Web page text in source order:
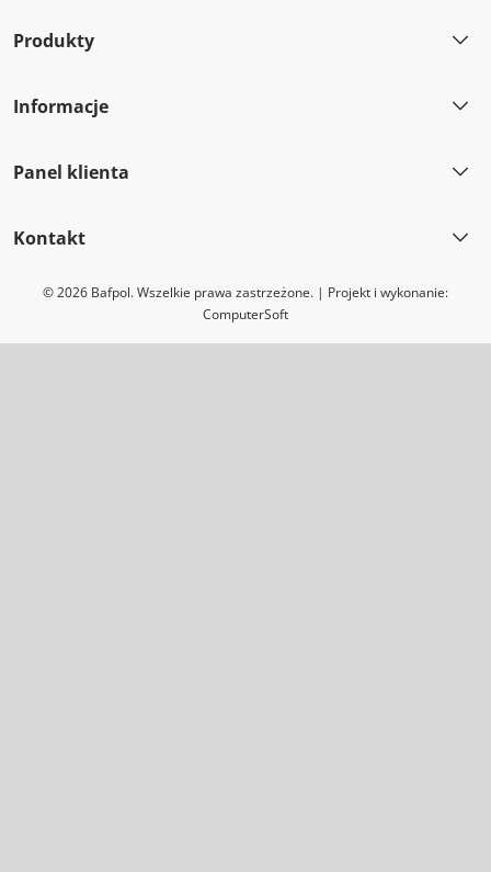
Produkty
Informacje
Panel klienta
Kontakt
© 2026 Bafpol. Wszelkie prawa zastrzeżone. | Projekt i wykonanie:
ComputerSoft